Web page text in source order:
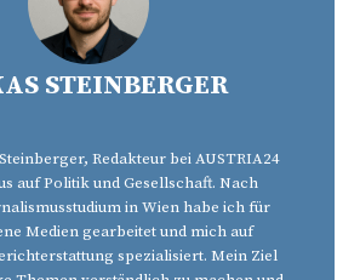
STEINBERGER
Redakteur bei AUSTRIA24
auf Politik und Gesellschaft. Nach
in Wien habe ich für
Medien gearbeitet und mich auf
spezialisiert. Mein Ziel